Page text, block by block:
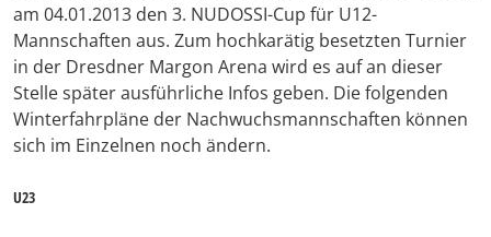
am 04.01.2013 den 3. NUDOSSI-Cup für U12-
Mannschaften aus. Zum hochkarätig besetzten Turnier
in der Dresdner Margon Arena wird es auf an dieser
Stelle später ausführliche Infos geben. Die folgenden
Winterfahrpläne der Nachwuchsmannschaften können
sich im Einzelnen noch ändern.
U23